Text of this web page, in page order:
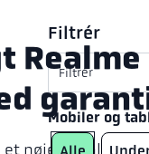
et nøje udvalgt
Filtrér
Filtrér
Mobiler og